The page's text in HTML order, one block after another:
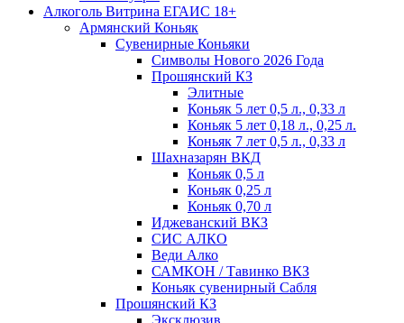
Алкоголь Витрина ЕГАИС 18+
Армянский Коньяк
Сувенирные Коньяки
Символы Нового 2026 Года
Прошянский КЗ
Элитные
Коньяк 5 лет 0,5 л., 0,33 л
Коньяк 5 лет 0,18 л., 0,25 л.
Коньяк 7 лет 0,5 л., 0,33 л
Шахназарян ВКД
Коньяк 0,5 л
Коньяк 0,25 л
Коньяк 0,70 л
Иджеванский ВКЗ
СИС АЛКО
Веди Алко
САМКОН / Тавинко ВКЗ
Коньяк сувенирный Сабля
Прошянский КЗ
Эксклюзив